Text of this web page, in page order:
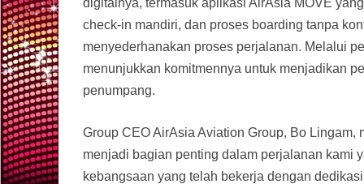
digitalnya, termasuk aplikasi AirAsia MOVE
check-in mandiri, dan proses boarding tanpa
menyederhanakan proses perjalanan. Melalui
menunjukkan komitmennya untuk menjadikan
penumpang.
Group CEO AirAsia Aviation Group, Bo
menjadi bagian penting dalam perjalanan kami
kebangsaan yang telah bekerja dengan